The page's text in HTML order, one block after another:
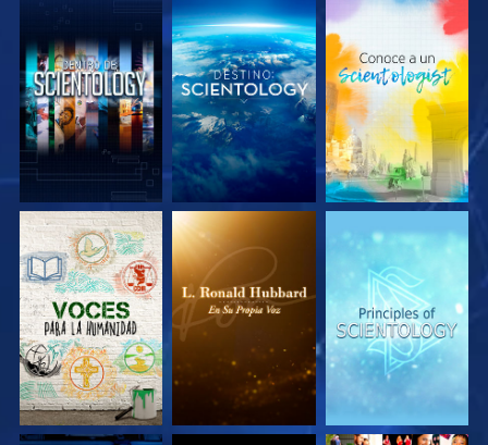
EXPLORA LAS
SERIES
EXPLORA LAS
SERIES
EXPLORA LAS
SERIES